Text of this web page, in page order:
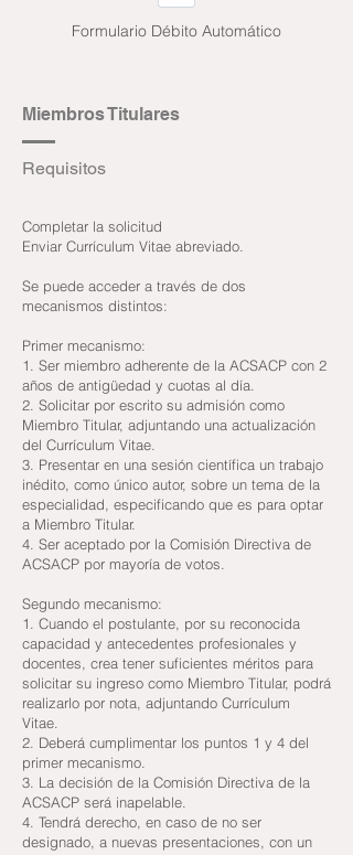
Formulario Débito Automático
Miembros Titulares
Requisitos
Completar la solicitud
Enviar Currículum Vitae abreviado.
Se puede acceder a través de dos
mecanismos distintos:
Primer mecanismo:
1. Ser miembro adherente de la ACSACP con 2
años de antigüedad y cuotas al día.
2. Solicitar por escrito su admisión como
Miembro Titular, adjuntando una actualización
del Currículum Vitae.
3. Presentar en una sesión científica un trabajo
inédito, como único autor, sobre un tema de la
especialidad, especificando que es para optar
a Miembro Titular.
4. Ser aceptado por la Comisión Directiva de
ACSACP por mayoría de votos.
Segundo mecanismo:
1. Cuando el postulante, por su reconocida
capacidad y antecedentes profesionales y
docentes, crea tener suficientes méritos para
solicitar su ingreso como Miembro Titular, podrá
realizarlo por nota, adjuntando Currículum
Vitae.
2. Deberá cumplimentar los puntos 1 y 4 del
primer mecanismo.
3. La decisión de la Comisión Directiva de la
ACSACP será inapelable.
4. Tendrá derecho, en caso de no ser
designado, a nuevas presentaciones, con un